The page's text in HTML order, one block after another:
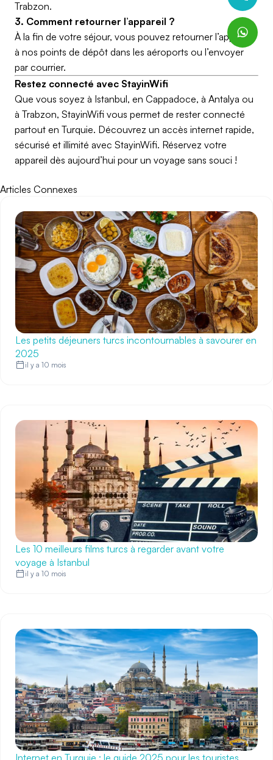
Trabzon.
3. Comment retourner l’appareil ?
À la fin de votre séjour, vous pouvez retourner l’appareil
à nos points de dépôt dans les aéroports ou l’envoyer
par courrier.
Restez connecté avec StayinWifi
Que vous soyez à Istanbul, en Cappadoce, à Antalya ou
à Trabzon, StayinWifi vous permet de rester connecté
partout en Turquie. Découvrez un accès internet rapide,
sécurisé et illimité avec StayinWifi. Réservez votre
appareil dès aujourd’hui pour un voyage sans souci !
Articles Connexes
Les petits déjeuners turcs incontournables à savourer en
2025
il y a 10 mois
Les 10 meilleurs films turcs à regarder avant votre
voyage à Istanbul
il y a 10 mois